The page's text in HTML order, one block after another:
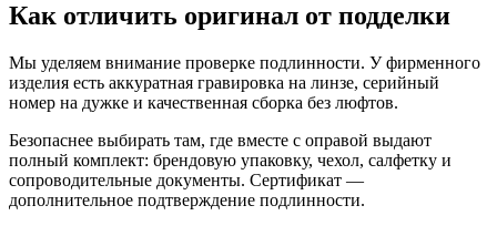
Как отличить оригинал от подделки
Мы уделяем внимание проверке подлинности. У фирменного
изделия есть аккуратная гравировка на линзе, серийный
номер на дужке и качественная сборка без люфтов.
Безопаснее выбирать там, где вместе с оправой выдают
полный комплект: брендовую упаковку, чехол, салфетку и
сопроводительные документы. Сертификат —
дополнительное подтверждение подлинности.